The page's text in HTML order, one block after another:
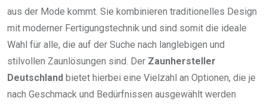
aus der Mode kommt. Sie kombinieren traditionelles Design
mit moderner Fertigungstechnik und sind somit die ideale
Wahl für alle, die auf der Suche nach langlebigen und
stilvollen Zaunlösungen sind. Der Zaunhersteller
Deutschland bietet hierbei eine Vielzahl an Optionen, die je
nach Geschmack und Bedürfnissen ausgewählt werden